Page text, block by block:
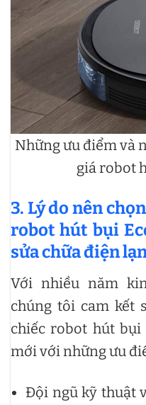
Những ưu điểm và
giá robot
3. Lý do nên
robot hút bụi
sửa chữa điện
Với nhiều năm
chúng tôi cam kết
chiếc robot hút bụi
mới với những ưu
Đội ngũ kỹ thuật